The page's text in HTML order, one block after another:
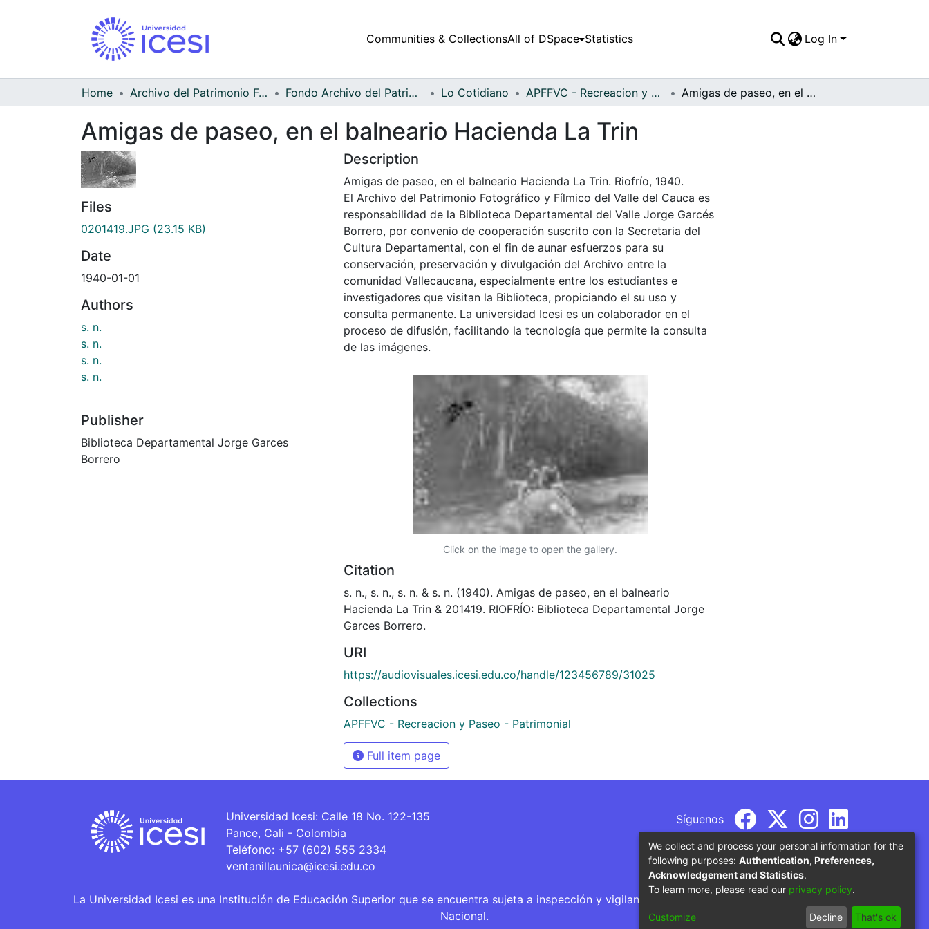
Communities & CollectionsAll of DSpace Statistics Log In
Home Archivo del Patrimonio Fotográfico y Fílmico del Valle del Cauca Fondo Archivo del Patrimonio Fotográfico y Fílmico del Valle del Cauca Lo Cotidiano APFFVC - Recreacion y Paseo - Patrimonial Amigas de paseo, en el balneario Hacienda La Trin
Amigas de paseo, en el balneario Hacienda La Trin
Files
0201419.JPG (23.15 KB)
Date
1940-01-01
Authors
s. n.
s. n.
s. n.
s. n.
Publisher
Biblioteca Departamental Jorge Garces
Borrero
Description
Amigas de paseo, en el balneario Hacienda La Trin. Riofrío, 1940.
El Archivo del Patrimonio Fotográfico y Fílmico del Valle del Cauca es
responsabilidad de la Biblioteca Departamental del Valle Jorge Garcés
Borrero, por convenio de cooperación suscrito con la Secretaria del
Cultura Departamental, con el fin de aunar esfuerzos para su
conservación, preservación y divulgación del Archivo entre la
comunidad Vallecaucana, especialmente entre los estudiantes e
investigadores que visitan la Biblioteca, propiciando el su uso y
consulta permanente. La universidad Icesi es un colaborador en el
proceso de difusión, facilitando la tecnología que permite la consulta
de las imágenes.
Click on the image to open the gallery.
Citation
s. n., s. n., s. n. & s. n. (1940). Amigas de paseo, en el balneario
Hacienda La Trin & 201419. RIOFRÍO: Biblioteca Departamental Jorge
Garces Borrero.
URI
https://audiovisuales.icesi.edu.co/handle/123456789/31025
Collections
APFFVC - Recreacion y Paseo - Patrimonial
Full item page
Universidad Icesi: Calle 18 No. 122-135
Pance, Cali - Colombia
Teléfono: +57 (602) 555 2334
ventanillaunica@icesi.edu.co
Síguenos
La Universidad Icesi es una Institución de Educación Superior que se encuentra sujeta a inspección y vigilancia por parte del Ministerio de Educación
Nacional.
We collect and process your personal information for the
following purposes: Authentication, Preferences,
Acknowledgement and Statistics.
To learn more, please read our privacy policy.
Customize Decline That's ok